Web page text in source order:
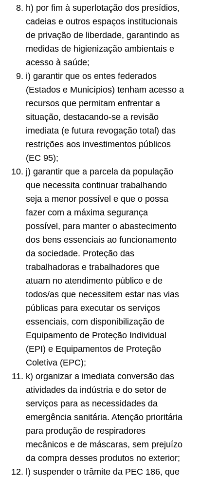
h) por fim à superlotação dos presídios,
cadeias e outros espaços institucionais
de privação de liberdade, garantindo as
medidas de higienização ambientais e
acesso à saúde;
i) garantir que os entes federados
(Estados e Municípios) tenham acesso a
recursos que permitam enfrentar a
situação, destacando-se a revisão
imediata (e futura revogação total) das
restrições aos investimentos públicos
(EC 95);
j) garantir que a parcela da população
que necessita continuar trabalhando
seja a menor possível e que o possa
fazer com a máxima segurança
possível, para manter o abastecimento
dos bens essenciais ao funcionamento
da sociedade. Proteção das
trabalhadoras e trabalhadores que
atuam no atendimento público e de
todos/as que necessitem estar nas vias
públicas para executar os serviços
essenciais, com disponibilização de
Equipamento de Proteção Individual
(EPI) e Equipamentos de Proteção
Coletiva (EPC);
k) organizar a imediata conversão das
atividades da indústria e do setor de
serviços para as necessidades da
emergência sanitária. Atenção prioritária
para produção de respiradores
mecânicos e de máscaras, sem prejuízo
da compra desses produtos no exterior;
l) suspender o trâmite da PEC 186, que